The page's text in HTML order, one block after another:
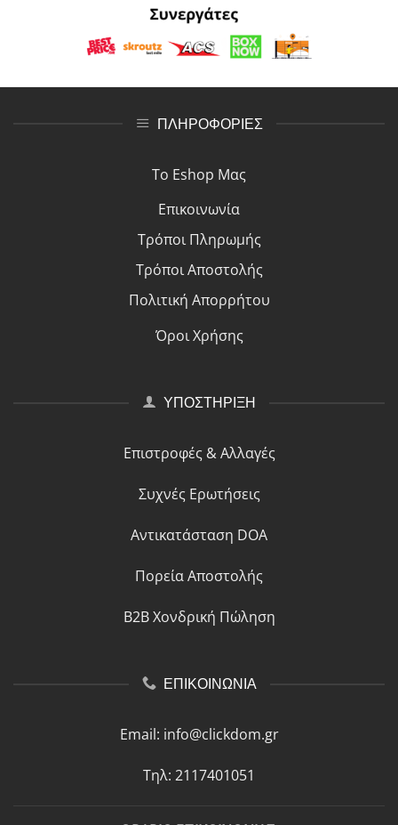
ΠΛΗΡΟΦΟΡΙΕΣ
Το Eshop Μας
Επικοινωνία
Τρόποι Πληρωμής
Τρόποι Αποστολής
Πολιτική Απορρήτου
Όροι Χρήσης
ΥΠΟΣΤΗΡΙΞΗ
Επιστροφές & Αλλαγές
Συχνές Ερωτήσεις
Αντικατάσταση DOA
Πορεία Αποστολής
B2B Χονδρική Πώληση
ΕΠΙΚΟΙΝΩΝΙΑ
Email: info@clickdom.gr
Τηλ: 2117401051